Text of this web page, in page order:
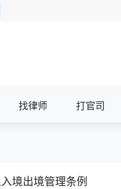
找律师 打官司
境出境管理条例